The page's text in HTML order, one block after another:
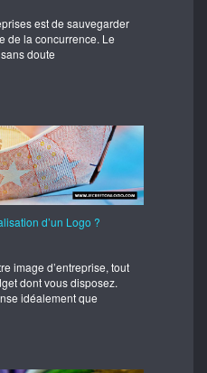
est de sauvegarder
de la concurrence. Le
doute
d’un Logo ?
image d’entreprise, tout
dont vous disposez.
idéalement que